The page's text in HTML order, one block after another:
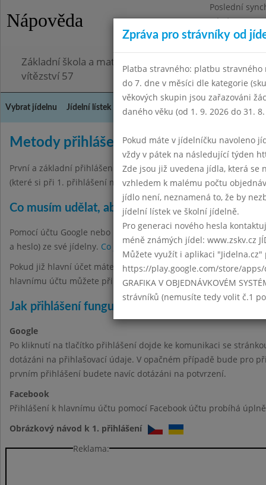
Nápověda
Poslední
Pátek
Omezení
Základní škola a mateřská škola Chodov, Praha 4,
vítězství 57
Vybrat jídelnu Jídelní lístek Historie Kontakty a informace
Metody přihlášení
První a základní přihlášení probíhá pomocí ID jména
(které si při 1. přihlášení musíte změnit).
Co musím udělat, abych se mohl přihlašovat
Pomocí účtu Google nebo Facebook se mohou přihlašovat
a heslo) ze své jídelny. Co je to hlavní účet?
Pokud již hlavní účet máte, stačí se k němu přihlásit. Ve
hlavnímu účtu můžete přihlásit.
Jak přihlášení funguje?
Google
Po kliknutí na tlačítko přihlášení dojde ke komunikaci se
dotázáni na přihlašovací údaje. V opačném případě bude pro
prvním přihlášení budete navíc dotázáni na potvrzení.
Facebook
Přihlášení k hlavnímu účtu pomocí Facebook účtu probíhá
Obrázkový návod k 1. přihlášení
Reklama:
Zpráva pro strávníky od
Platba stravného: platbu stravného
do 7. dne v měsíci dle kategorie
věkových skupin jsou zařazováni
daného věku (od 1. 9. 2026 do 31.
Pokud máte v jídelníčku navoleno
vždy v pátek na následující týden
Zde jsou již uvedena jídla, která se
vzhledem k malému počtu
jídlo není, neznamená to, že by
jídelní lístek ve školní jídelně.
Pro generaci nového hesla
méně známých jídel: www.zskv.cz
Můžete využít i aplikaci
https://play.google.com/store/
GRAFIKA V OBJEDNÁVKOVÉM
strávníků (nemusíte tedy volit č.1